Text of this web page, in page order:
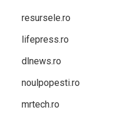
resursele.ro
lifepress.ro
dlnews.ro
noulpopesti.ro
mrtech.ro